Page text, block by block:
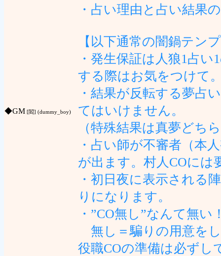
◆GM [閻] (dummy_boy)
・占い理由と占い結果
【以下通常の闇鍋テン
・発生保証は人狼1占
する際はお気をつけて
・結果が反転する夢占
てはいけません。
（特殊結果は真夢どち
・占い師が不審者（本
が出ます。村人COには
・初日夜に表示される
りになります。
・”CO無し”なんて無
無し＝騙りの用意を
役職COの準備は必ずし